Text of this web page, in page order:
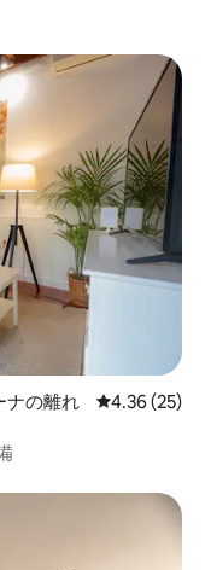
ナの離れ レビュー25
4.36 (25)